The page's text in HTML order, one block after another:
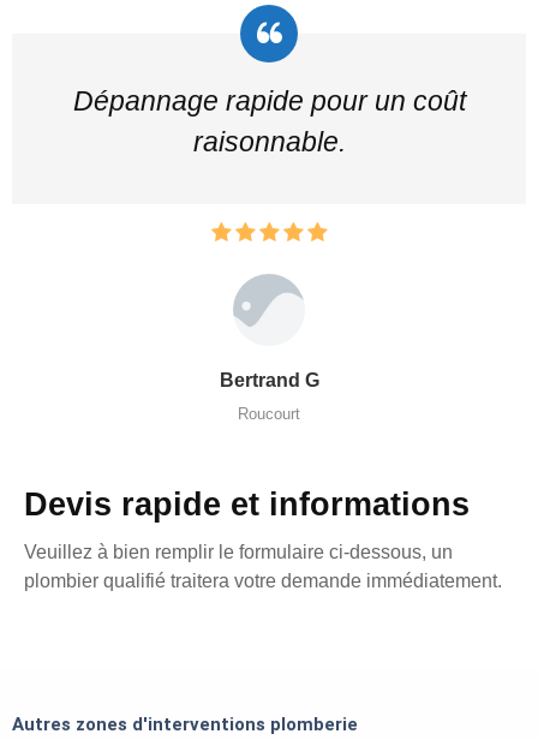
Dépannage rapide pour un coût
raisonnable.
Bertrand G
Roucourt
Devis rapide et informations
Veuillez à bien remplir le formulaire ci-dessous, un
plombier qualifié traitera votre demande immédiatement.
Autres zones d'interventions plomberie